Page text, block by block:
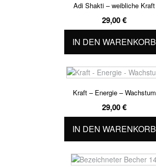
Adi Shakti – weibliche Kraft
29,00€
IN DEN WARENKORB
Kraft – Energie – Wachstum
29,00€
IN DEN WARENKORB